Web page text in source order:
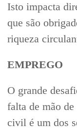
Isto impacta
que são
riqueza
EMPREGO
O grande
falta de mão
civil é um dos